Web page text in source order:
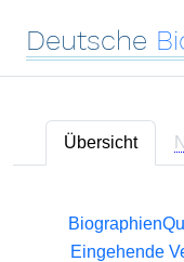
Deutsche
Übersicht
Biographien
Eingehende